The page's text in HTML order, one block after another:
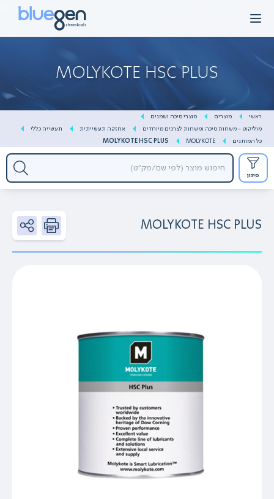
to
MOLYKOTE HSC PLUS
ראשי מוצרים
מוצרי סיכה ושמנים
מוליקוט - משחות סיכה ומשחות לצרכים מיוחדים
אחזקה תעשייתית
תעשייה כללי
כל המותגים
MOLYKOTE
MOLYKOTE HSC PLUS
סינון
MOLYKOTE HSC PLUS